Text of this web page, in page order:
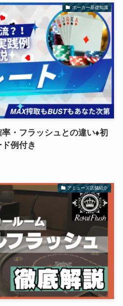
ポーカー基礎知識
・フラッシュとの違い♦初
例付き
アミューズ店舗紹介